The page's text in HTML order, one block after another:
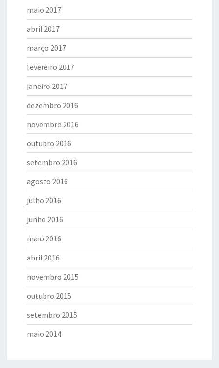
maio 2017
abril 2017
março 2017
fevereiro 2017
janeiro 2017
dezembro 2016
novembro 2016
outubro 2016
setembro 2016
agosto 2016
julho 2016
junho 2016
maio 2016
abril 2016
novembro 2015
outubro 2015
setembro 2015
maio 2014